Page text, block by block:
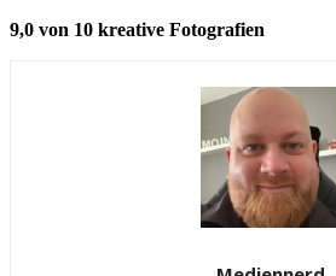
9,0 von 10 kreative Fotografien